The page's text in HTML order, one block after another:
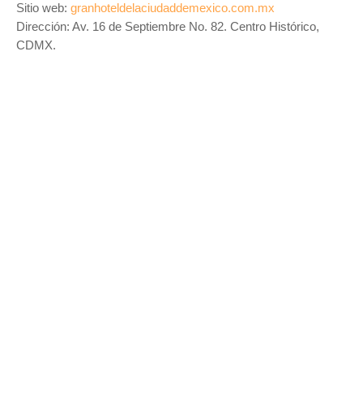
Sitio web: granhoteldelaciudaddemexico.com.mx
Dirección: Av. 16 de Septiembre No. 82. Centro Histórico,
CDMX.